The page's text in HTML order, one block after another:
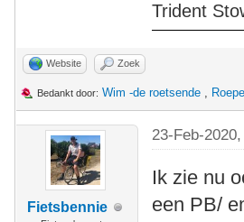
Trident
Website Zoek
Bedankt door: Wim -de roetsende ,
Fietsbennie
23-Feb-
Ik zie nu
een PB/